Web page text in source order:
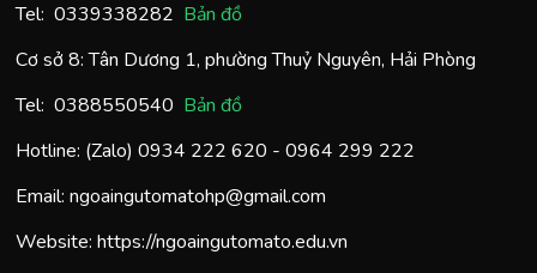
Tel: 0339338282 Bản đồ
Cơ sở 8: Tân Dương 1, phường Thuỷ Nguyên, Hải Phòng
Tel: 0388550540 Bản đồ
Hotline: (Zalo) 0934 222 620 - 0964 299 222
Email: ngoaingutomatohp@gmail.com
Website: https://ngoaingutomato.edu.vn